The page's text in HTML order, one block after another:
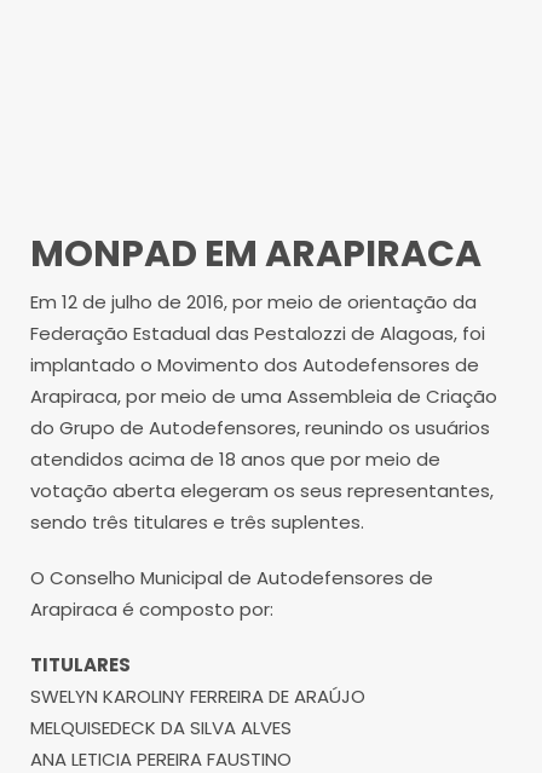
MONPAD EM ARAPIRACA
Em 12 de julho de 2016, por meio de orientação da
Federação Estadual das Pestalozzi de Alagoas, foi
implantado o Movimento dos Autodefensores de
Arapiraca, por meio de uma Assembleia de Criação
do Grupo de Autodefensores, reunindo os usuários
atendidos acima de 18 anos que por meio de
votação aberta elegeram os seus representantes,
sendo três titulares e três suplentes.
O Conselho Municipal de Autodefensores de
Arapiraca é composto por:
TITULARES
SWELYN KAROLINY FERREIRA DE ARAÚJO
MELQUISEDECK DA SILVA ALVES
ANA LETICIA PEREIRA FAUSTINO